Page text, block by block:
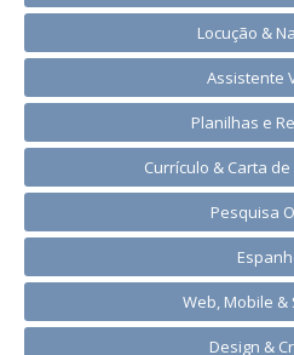
Locução &
Assistente
Planilhas e
Currículo & Carta
Pesquisa
Web, Mobile &
Design &